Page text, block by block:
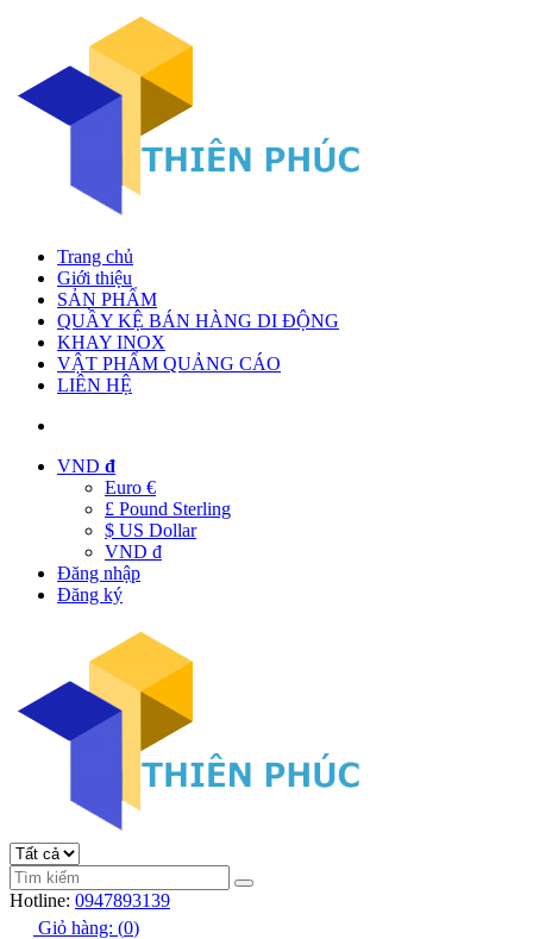
Trang chủ
Giới thiệu
SẢN PHẨM
QUẦY KỆ BÁN HÀNG DI ĐỘNG
KHAY INOX
VẬT PHẨM QUẢNG CÁO
LIÊN HỆ
VND đ
Euro €
£ Pound Sterling
$ US Dollar
VND đ
Đăng nhập
Đăng ký
Hotline: 0947893139
Giỏ hàng: (0)